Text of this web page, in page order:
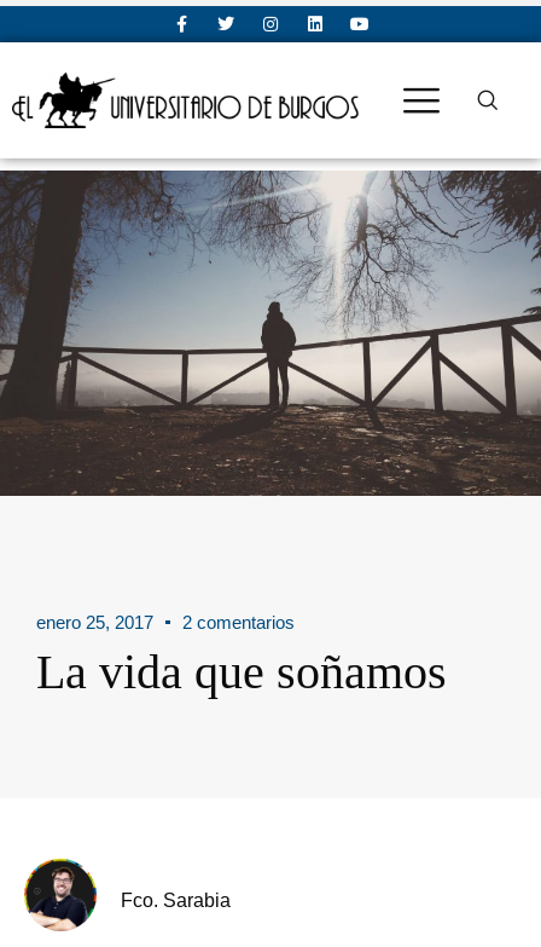
enero 25, 2017 2 comentarios
La vida que soñamos
Fco. Sarabia